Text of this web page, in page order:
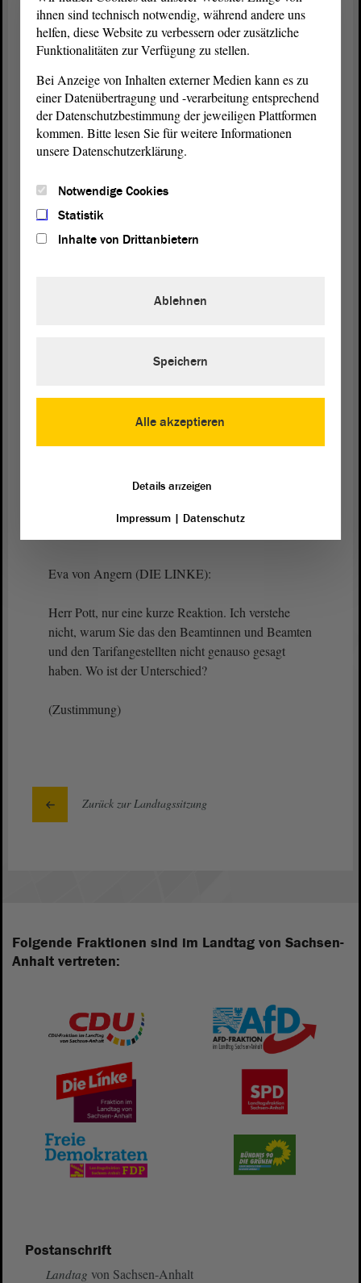
Präsident Dr. Gunnar Schellenberger:
Gefühl, das ist eine Intervention. Bitte, Herr Pott.
Konstantin Pott (FDP):
Vielen Dank. - Ich möchte nur einmal etwas
verstanden wurde. Ich habe nicht gesagt, dass ein
Coronabonus gar nicht helfen würde. Ich habe
wird. Dann haben wir keine dauerhafte
Wertschätzung, die die Mitarbeiterinnen verdienen.
(Zustimmung)
Danke. - Frau von Angern, Sie können darauf
erwidern, bitte.
Eva von Angern (DIE LINKE):
Herr Pott, nur eine kurze Reaktion. Ich verstehe
nicht, warum Sie das den Beamtinnen und Beamten
und den Tarifangestellten nicht genauso gesagt
haben. Wo ist der Unterschied?
(Zustimmung)
Zurück zur Landtagssitzung
Folgende Fraktionen sind im Landtag von Sachsen-
Anhalt vertreten:
Postanschrift
Landtag von Sachsen-Anhalt
ihnen sind technisch notwendig, während andere uns
helfen, diese Website zu verbessern oder zusätzliche
Funktionalitäten zur Verfügung zu stellen.
Bei Anzeige von Inhalten externer Medien kann es zu
einer Datenübertragung und -verarbeitung entsprechend
der Datenschutzbestimmung der jeweiligen Plattformen
kommen. Bitte lesen Sie für weitere Informationen
unsere Datenschutzerklärung.
Notwendige Cookies
Statistik
Inhalte von Drittanbietern
Alle akzeptieren
Ablehnen
Speichern
Details anzeigen
Impressum| Datenschutz